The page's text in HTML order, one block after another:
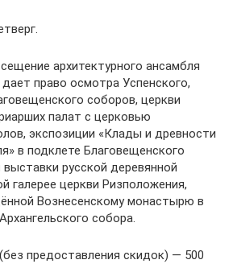
архитектурного ансамбля
право осмотра Успенского,
соборов, церкви
палат с церковью
экспозиции «Клады и древности
в подклете Благовещенского
русской деревянной
галерее церкви Ризположения,
Вознесенскому монастырю в
собора.
предоставления скидок) — 500